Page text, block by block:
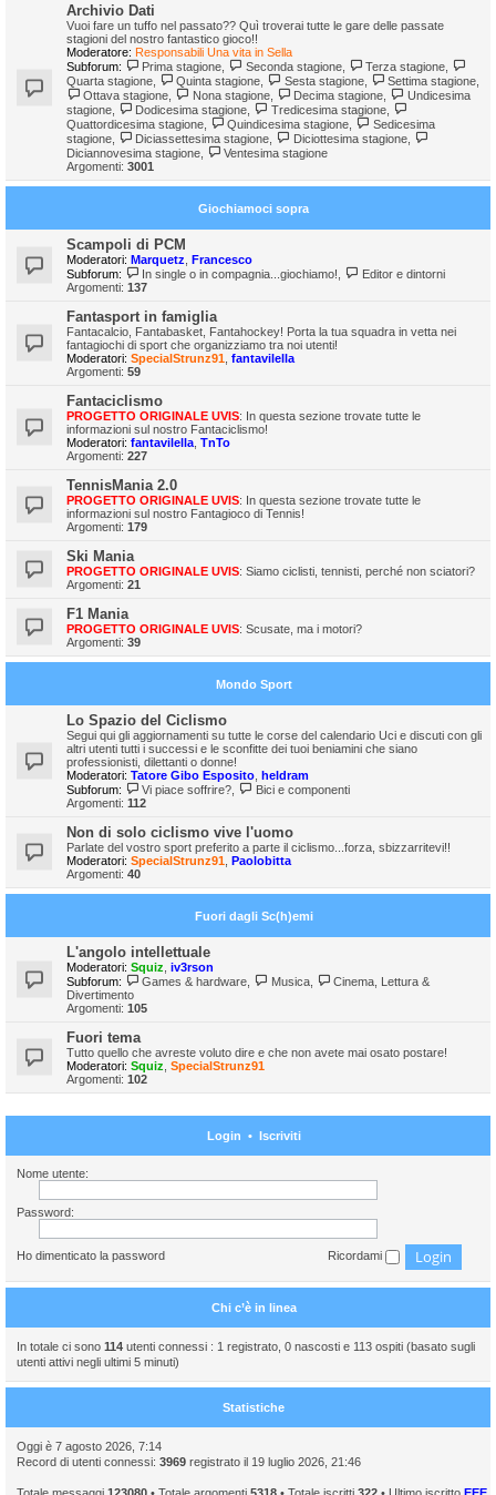
Archivio Dati
Vuoi fare un tuffo nel passato?? Quì troverai tutte le gare delle passate
stagioni del nostro fantastico gioco!!
Moderatore: Responsabili Una vita in Sella
Subforum:
Prima stagione Seconda stagione, Terza stagione
Quarta stagione
Quinta stagione Sesta stagione, Settima stagione
Ottava stagione
Nona stagione, Decima stagione
Undicesima
stagione
Dodicesima stagione Tredicesima stagione,
Quattordicesima stagione
Quindicesima stagione
Sedicesima
stagione
Diciassettesima stagione Diciottesima stagione,
Diciannovesima stagione
Ventesima stagione
Argomenti: 3001
Giochiamoci sopra
Scampoli di PCM
Moderatori: Marquetz Francesco
Subforum:
In single o in compagnia...giochiamo!
Editor e dintorni
Argomenti: 137
Fantasport in famiglia
Fantacalcio, Fantabasket, Fantahockey! Porta la tua squadra in vetta nei
fantagiochi di sport che organizziamo tra noi utenti!
Moderatori: SpecialStrunz91 fantavilella
Argomenti: 59
Fantaciclismo
PROGETTO ORIGINALE UVIS: In questa sezione trovate tutte le
informazioni sul nostro Fantaciclismo!
Moderatori: fantavilella TnTo
Argomenti: 227
TennisMania 2.0
PROGETTO ORIGINALE UVIS: In questa sezione trovate tutte le
informazioni sul nostro Fantagioco di Tennis!
Argomenti: 179
Ski Mania
PROGETTO ORIGINALE UVIS: Siamo ciclisti, tennisti, perché non sciatori?
Argomenti: 21
F1 Mania
PROGETTO ORIGINALE UVIS: Scusate, ma i motori?
Argomenti: 39
Mondo Sport
Lo Spazio del Ciclismo
Segui qui gli aggiornamenti su tutte le corse del calendario Uci e discuti con gli
altri utenti tutti i successi e le sconfitte dei tuoi beniamini che siano
professionisti, dilettanti o donne!
Moderatori: Tatore Gibo Esposito heldram
Subforum:
Vi piace soffrire?
Bici e componenti
Argomenti: 112
Non di solo ciclismo vive l'uomo
Parlate del vostro sport preferito a parte il ciclismo...forza, sbizzarritevi!!
Moderatori: SpecialStrunz91 Paolobitta
Argomenti: 40
Fuori dagli Sc(h)emi
L'angolo intellettuale
Moderatori: Squiz iv3rson
Subforum:
Games & hardware Musica,
Cinema, Lettura &
Divertimento
Argomenti: 105
Fuori tema
Tutto quello che avreste voluto dire e che non avete mai osato postare!
Moderatori: Squiz SpecialStrunz91
Argomenti: 102
Login • Iscriviti
Nome utente:
Password:
Ho dimenticato la password Ricordami
Chi c’è in linea
In totale ci sono 114 utenti connessi : 1 registrato, 0 nascosti e 113 ospiti (basato sugli
utenti attivi negli ultimi 5 minuti)
Statistiche
Oggi è 7 agosto 2026, 7:14
Record di utenti connessi: 3969 registrato il 19 luglio 2026, 21:46